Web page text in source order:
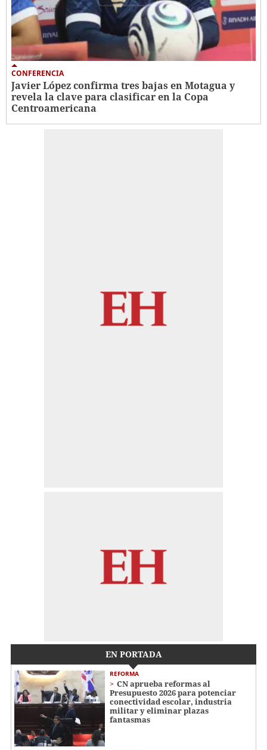
CONFERENCIA
Javier López confirma tres bajas en Motagua y
revela la clave para clasificar en la Copa
Centroamericana
EN PORTADA
REFORMA
CN aprueba reformas al
Presupuesto 2026 para potenciar
conectividad escolar, industria
militar y eliminar plazas
fantasmas